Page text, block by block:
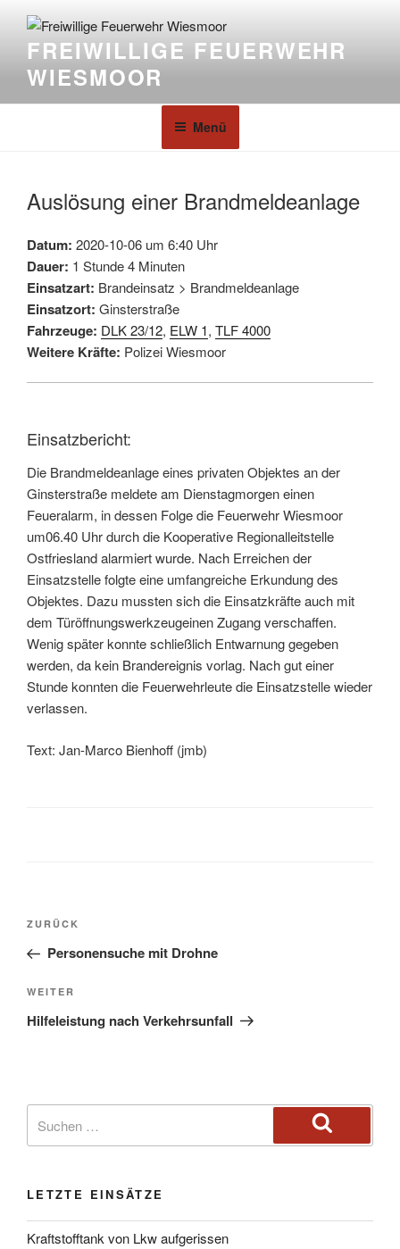
FREIWILLIGE FEUERWEHR
WIESMOOR
Menü
Auslösung einer Brandmeldeanlage
Datum: 2020-10-06 um 6:40 Uhr
Dauer: 1 Stunde 4 Minuten
Einsatzart: Brandeinsatz > Brandmeldeanlage
Einsatzort: Ginsterstraße
Fahrzeuge: DLK 23/12, ELW 1, TLF 4000
Weitere Kräfte: Polizei Wiesmoor
Einsatzbericht:
Die Brandmeldeanlage eines privaten Objektes an der
Ginsterstraße meldete am Dienstagmorgen einen
Feueralarm, in dessen Folge die Feuerwehr Wiesmoor
um06.40 Uhr durch die Kooperative Regionalleitstelle
Ostfriesland alarmiert wurde. Nach Erreichen der
Einsatzstelle folgte eine umfangreiche Erkundung des
Objektes. Dazu mussten sich die Einsatzkräfte auch mit
dem Türöffnungswerkzeugeinen Zugang verschaffen.
Wenig später konnte schließlich Entwarnung gegeben
werden, da kein Brandereignis vorlag. Nach gut einer
Stunde konnten die Feuerwehrleute die Einsatzstelle wieder
verlassen.
Text: Jan-Marco Bienhoff (jmb)
ZURÜCK
Personensuche mit Drohne
WEITER
Hilfeleistung nach Verkehrsunfall
LETZTE EINSÄTZE
Kraftstofftank von Lkw aufgerissen